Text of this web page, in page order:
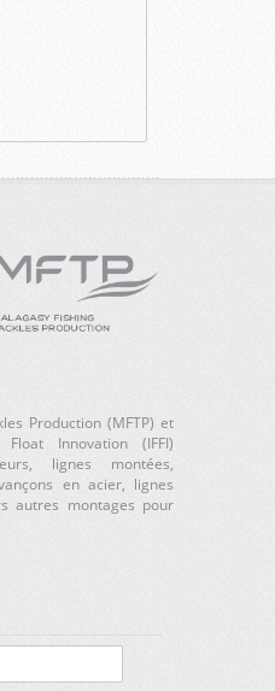
Production (MFTP) et
Innovation (IFFI)
lignes montées,
en acier, lignes
autres montages pour